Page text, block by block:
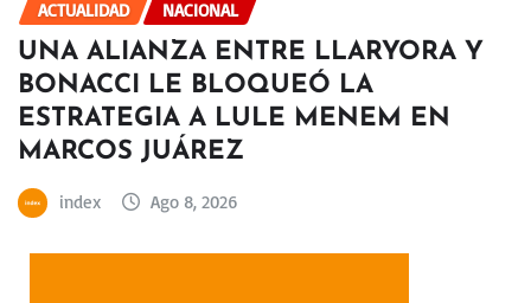
ACTUALIDAD NACIONAL
UNA ALIANZA ENTRE LLARYORA Y
BONACCI LE BLOQUEÓ LA
ESTRATEGIA A LULE MENEM EN
MARCOS JUÁREZ
index Ago 8, 2026